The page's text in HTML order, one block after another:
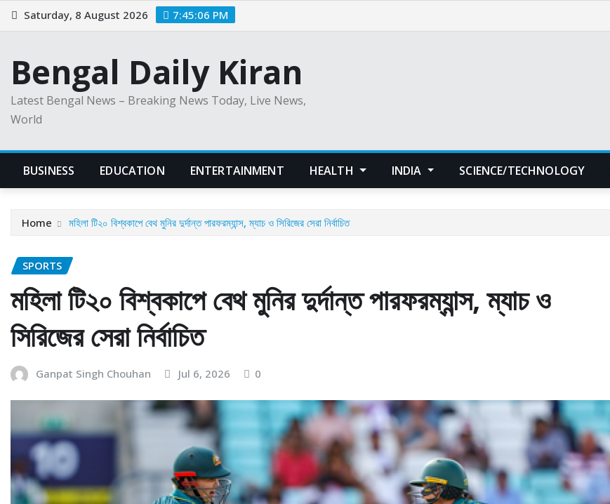
Skip
to
Saturday, 8 August 2026 7:45:08 PM
Bengal Daily Kiran
Latest Bengal News – Breaking News Today, Live News,
World
BUSINESS EDUCATION ENTERTAINMENT HEALTH INDIA SCIENCE/TECHNOLOGY
Home মহিলা টি২০ বিশ্বকাপে বেথ মুনির দুর্দান্ত পারফরম্যান্স, ম্যাচ ও সিরিজের সেরা নির্বাচিত
SPORTS
মহিলা টি২০ বিশ্বকাপে বেথ মুনির দুর্দান্ত পারফরম্যান্স, ম্যাচ ও
সিরিজের সেরা নির্বাচিত
Ganpat Singh Chouhan Jul 6, 2026 0